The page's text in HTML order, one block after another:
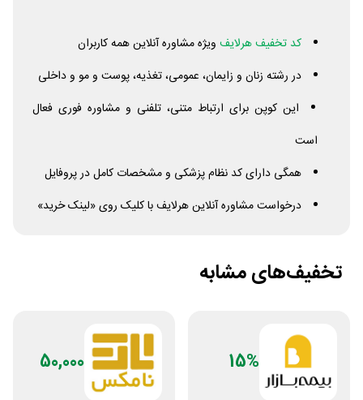
کد تخفیف هرلایف ویژه مشاوره آنلاین همه کاربران
در رشته زنان و زایمان، عمومی، تغذیه، پوست و مو و داخلی
این کوپن برای ارتباط متنی، تلفنی و مشاوره فوری فعال
است
همگی دارای کد نظام پزشکی و مشخصات کامل در پروفایل
درخواست مشاوره آنلاین هرلایف با کلیک روی «لینک خرید»
تخفیف‌های مشابه
15%
50,000